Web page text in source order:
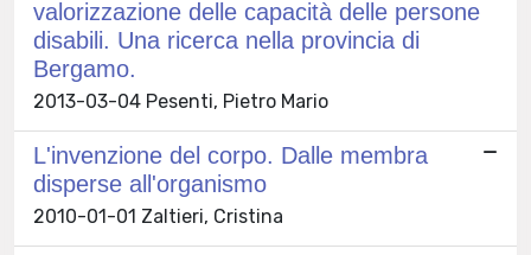
valorizzazione delle capacità delle persone
disabili. Una ricerca nella provincia di
Bergamo.
2013-03-04 Pesenti, Pietro Mario
L'invenzione del corpo. Dalle membra
disperse all'organismo
2010-01-01 Zaltieri, Cristina